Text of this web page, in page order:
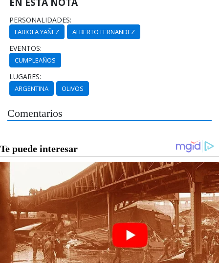
PERSONALIDADES:
FABIOLA YAÑEZ ALBERTO FERNANDEZ
EVENTOS:
CUMPLEAÑOS
LUGARES:
ARGENTINA OLIVOS
Comentarios